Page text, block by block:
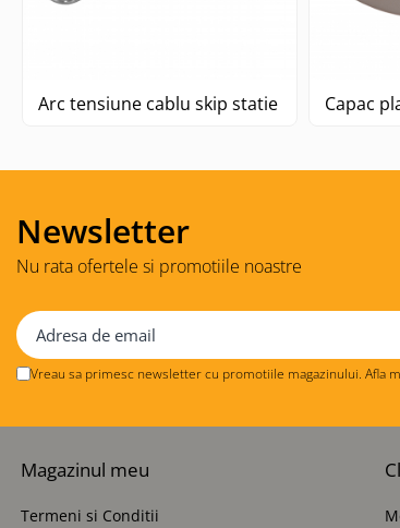
Arc tensiune cablu skip statie CP30 Capac
Newsletter
Nu rata ofertele si promotiile noastre
Vreau sa primesc newsletter cu promotiile magazinului. Afla
Magazinul meu
Termeni si Conditii